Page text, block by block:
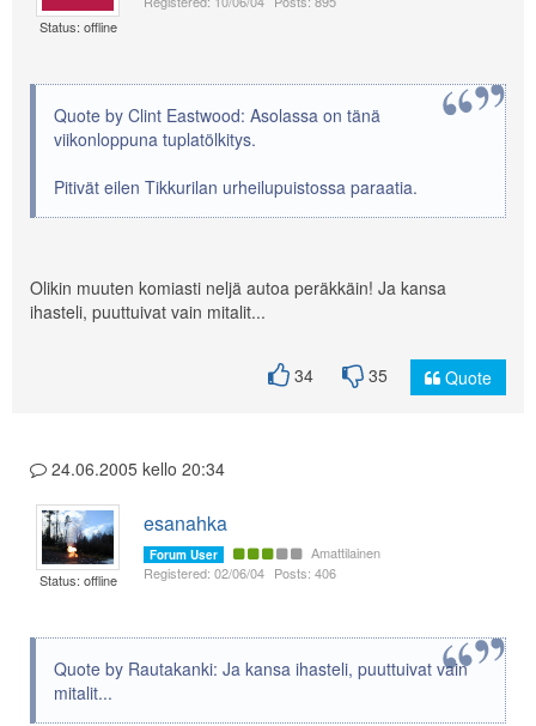
Status: offline
Quote by Clint Eastwood: Asolassa on tänä
viikonloppuna tuplatölkitys.
Pitivät eilen Tikkurilan urheilupuistossa paraatia.
Olikin muuten komiasti neljä autoa peräkkäin! Ja kansa
ihasteli, puuttuivat vain mitalit...
34 35 Quote
24.06.2005 kello 20:34
Status: offline
esanahka
Forum User
Amattilainen
Registered: 02/06/04 Posts: 406
Quote by Rautakanki: Ja kansa ihasteli, puuttuivat vain
mitalit...